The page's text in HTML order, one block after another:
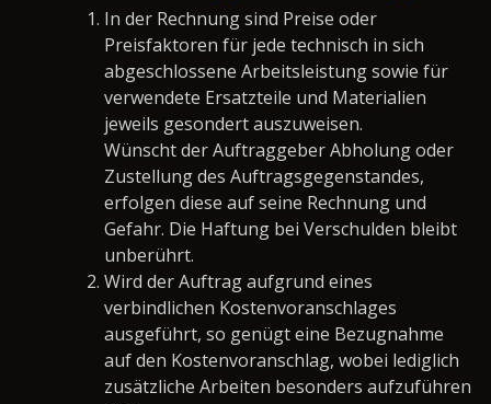
In der Rechnung sind Preise oder
Preisfaktoren für jede technisch in sich
abgeschlossene Arbeitsleistung sowie für
verwendete Ersatzteile und Materialien
jeweils gesondert auszuweisen.
Wünscht der Auftraggeber Abholung oder
Zustellung des Auftragsgegenstandes,
erfolgen diese auf seine Rechnung und
Gefahr. Die Haftung bei Verschulden bleibt
unberührt.
Wird der Auftrag aufgrund eines
verbindlichen Kostenvoranschlages
ausgeführt, so genügt eine Bezugnahme
auf den Kostenvoranschlag, wobei lediglich
zusätzliche Arbeiten besonders aufzuführen